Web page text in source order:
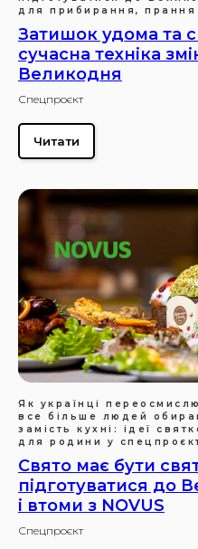
для прибирання, прання
Затишок удома та
сучасна техніка
Великодня
Спецпроєкт
Читати
Як українці
все більше людей
замість кухні: ідеї
для родини у
Свято має бути
підготуватися до
і втоми з NOVUS
Спецпроєкт